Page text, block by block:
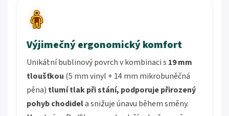
Výjimečný ergonomický komfort
Unikátní bublinový povrch v kombinaci s 19 mm
tloušťkou (5 mm vinyl + 14 mm mikrobuněčná
pěna) tlumí tlak při stání, podporuje přirozený
pohyb chodidela snižuje únavu během směny.